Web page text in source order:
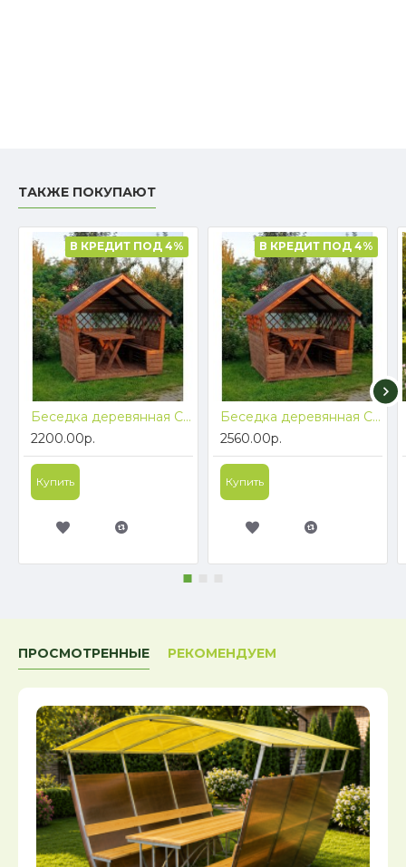
ТАКЖЕ ПОКУПАЮТ
В КРЕДИТ ПОД 4%
Беседка деревянная ComfortProm Теремок с двухскатной крышей 2x2 метра БЕСПЛАТНАЯ ДОСТАВКА ПО БЕЛАРУСИ
2200.00р.
Купить
В КРЕДИТ ПОД 4%
Беседка деревянная ComfortProm Теремок с двухскатной крышей 2x3 метра БЕСПЛАТНАЯ ДОСТАВКА ПО БЕЛАРУСИ
2560.00р.
Купить
ПРОСМОТРЕННЫЕ РЕКОМЕНДУЕМ